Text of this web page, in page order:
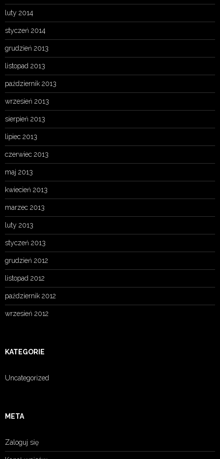
luty 2014
styczeń 2014
grudzień 2013
listopad 2013
październik 2013
wrzesień 2013
sierpień 2013
lipiec 2013
czerwiec 2013
maj 2013
kwiecień 2013
marzec 2013
luty 2013
styczeń 2013
grudzień 2012
listopad 2012
październik 2012
wrzesień 2012
KATEGORIE
Uncategorized
META
Zaloguj się